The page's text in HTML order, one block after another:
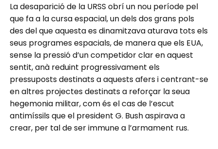
La desaparició de la URSS obrí un nou període pel
que fa a la cursa espacial, un dels dos grans pols
des del que aquesta es dinamitzava aturava tots els
seus programes espacials, de manera que els EUA,
sense la pressió d’un competidor clar en aquest
sentit, anà reduint progressivament els
pressuposts destinats a aquests afers i centrant-se
en altres projectes destinats a reforçar la seua
hegemonia militar, com és el cas de l’escut
antimíssils que el president G. Bush aspirava a
crear, per tal de ser immune a l’armament rus.